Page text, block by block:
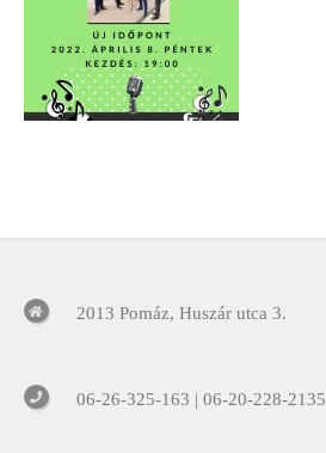
2013 Pomáz, Huszár utca 3.
06-26-325-163 | 06-20-228-2135